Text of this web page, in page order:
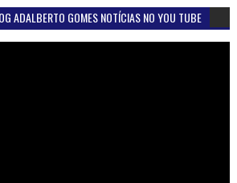
ADALBERTO GOMES NOTÍCIAS NO YOU TUBE